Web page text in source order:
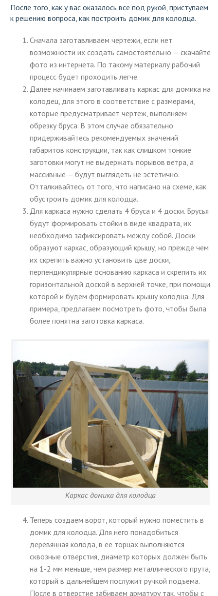
После того, как у вас оказалось все под рукой, приступаем
к решению вопроса, как построить домик для колодца.
Сначала заготавливаем чертежи, если нет
возможности их создать самостоятельно — скачайте
фото из интернета. По такому материалу рабочий
процесс будет проходить легче.
Далее начинаем заготавливать каркас для домика на
колодец, для этого в соответствие с размерами,
которые предусматривает чертеж, выполняем
обрезку бруса. В этом случае обязательно
придерживайтесь рекомендуемых значений
габаритов конструкции, так как слишком тонкие
заготовки могут не выдержать порывов ветра, а
массивные — будут выглядеть не эстетично.
Отталкивайтесь от того, что написано на схеме, как
обустроить домик для колодца.
Для каркаса нужно сделать 4 бруса и 4 доски. Брусья
будут формировать стойки в виде квадрата, их
необходимо зафиксировать между собой. Доски
образуют каркас, образующий крышу, но прежде чем
их скрепить важно установить две доски,
перпендикулярные основанию каркаса и скрепить их
горизонтальной доской в верхней точке, при помощи
которой и будем формировать крышу колодца. Для
примера, предлагаем посмотреть фото, чтобы была
более понятна заготовка каркаса.
Каркас домика для колодца
Теперь создаем ворот, который нужно поместить в
домик для колодца. Для него понадобиться
деревянная колода, в ее торцах выполняются
сквозные отверстия, диаметр которых должен быть
на 1-2 мм меньше, чем размер металлического прута,
который в дальнейшем послужит ручкой подъема.
После в отверстие забиваем арматуру так, чтобы с